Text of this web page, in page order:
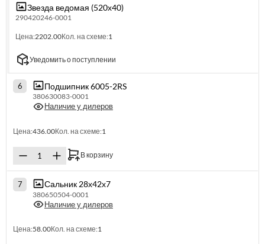
Звезда ведомая (520х40)
290420246-0001
Цена:2202.00Кол. на схеме:1
Уведомить о поступлении
6 Подшипник 6005-2RS
380630083-0001
Наличие у дилеров
Цена:436.00Кол. на схеме:1
В корзину
7 Сальник 28х42х7
380650504-0001
Наличие у дилеров
Цена:58.00Кол. на схеме:1